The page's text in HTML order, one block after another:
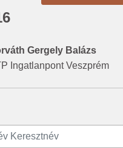
az adatokat
Ön adott meg
Gergely Balázs
Ingatlanpont Veszprém